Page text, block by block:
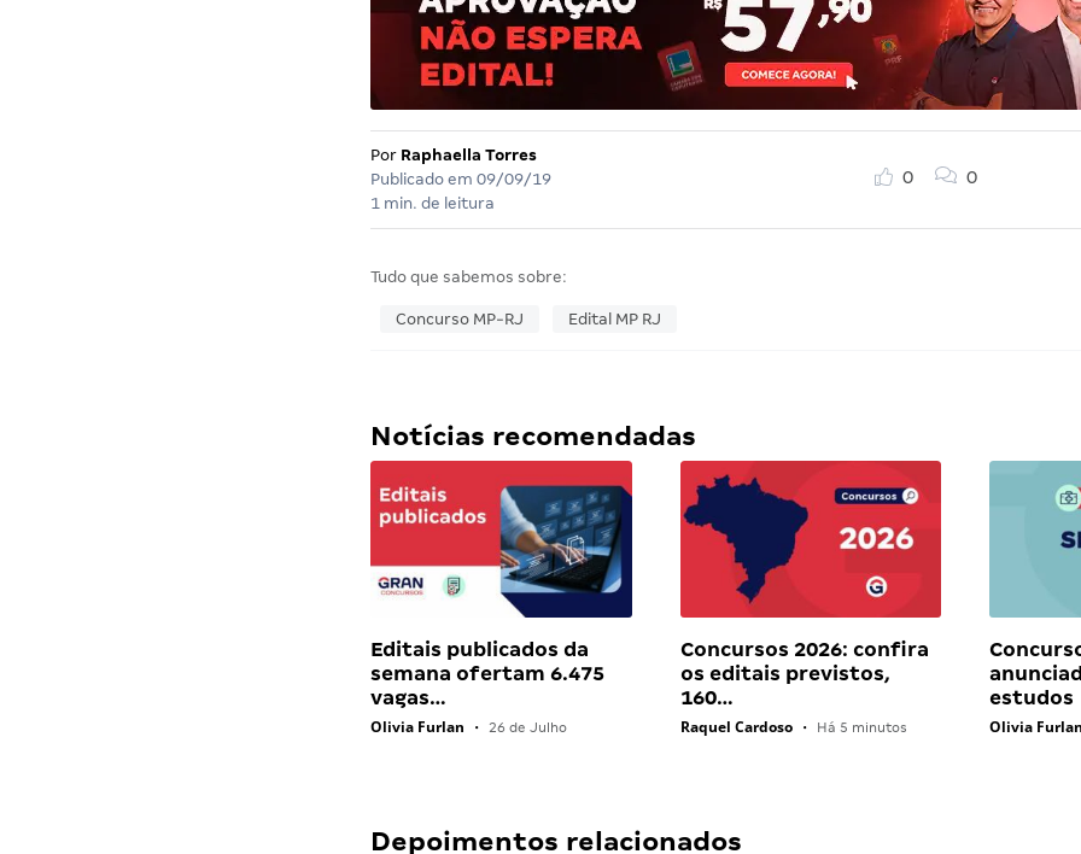
Por Raphaella Torres
Publicado em 09/09/19
1 min. de leitura
0 0
Tudo que sabemos sobre:
Concurso MP-RJ Edital MP RJ
Notícias recomendadas
Editais publicados da
semana ofertam 6.475
vagas…
Olivia Furlan • 26 de Julho
Concursos 2026: confira
os editais previstos,
160…
Raquel Cardoso • Há 5 minutos
estudos
Olivia
Depoimentos relacionados